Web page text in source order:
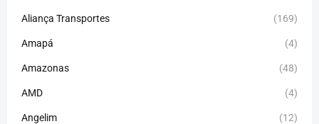
Aliança Transportes (169)
Amapá (4)
Amazonas (48)
AMD (4)
Angelim (12)